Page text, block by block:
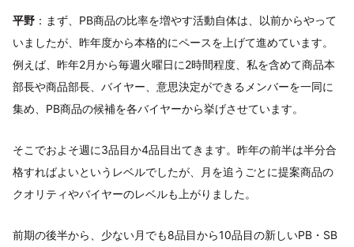
平野 ：まず、PB商品の比率を増やす活動自体は、以前からやって
いましたが、昨年度から本格的にペースを上げて進めています。
例えば、昨年2月から毎週火曜日に2時間程度、私を含めて商品本
部長や商品部長、バイヤー、意思決定ができるメンバーを一同に
集め、PB商品の候補を各バイヤーから挙げさせています。
そこでおよそ週に3品目か4品目出てきます。昨年の前半は半分合
格すればよいというレベルでしたが、月を追うごとに提案商品の
クオリティやバイヤーのレベルも上がりました。
前期の後半から、少ない月でも8品目から10品目の新しいPB・SB